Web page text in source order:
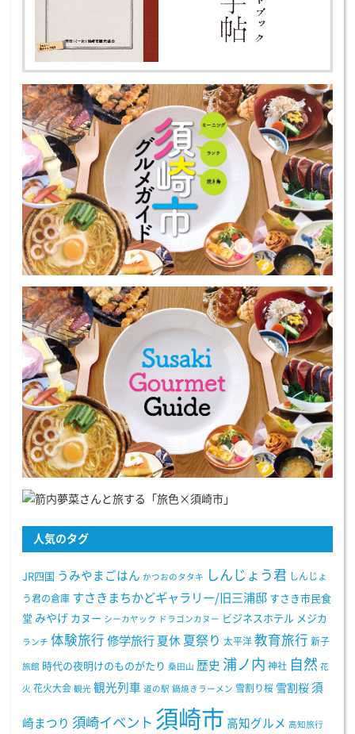
人気のタグ
JR四国 うみやまごはん かつおのタタキ しんじょう君 しんじょ
う君の倉庫 すさきまちかどギャラリー/旧三浦邸 すさき市民食
堂 みやげ カヌー シーカヤック ドラゴンカヌー ビジネスホテル メジカ
ランチ 体験旅行 修学旅行 夏休 夏祭り 太平洋 教育旅行 新子
旅館 時代の夜明けのものがたり 桑田山 歴史 浦ノ内 神社 自然 花
火 花火大会 観光 観光列車 道の駅 鍋焼きラーメン 雪割り桜 雪割桜 須
崎まつり 須崎イベント 須崎市 高知グルメ 高知旅行